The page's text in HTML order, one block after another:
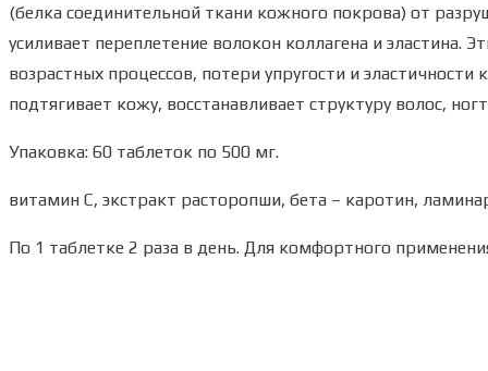
(белка соединительной ткани кожного покрова) от
усиливает переплетение волокон коллагена и эластина.
возрастных процессов, потери упругости и
подтягивает кожу, восстанавливает структуру волос,
Упаковка: 60 таблеток по 500 мг.
витамин C, экстракт расторопши, бета – каротин,
По 1 таблетке 2 раза в день. Для комфортного